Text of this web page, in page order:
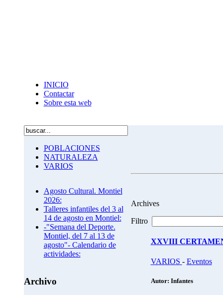
INICIO
Contactar
Sobre esta web
POBLACIONES
NATURALEZA
VARIOS
Agosto Cultural. Montiel
2026:
Talleres infantiles del 3 al
14 de agosto en Montiel:
-"Semana del Deporte.
Montiel, del 7 al 13 de
agosto"- Calendario de
actividades:
Archivo
Archives
Filtro
XXVIII
VARIOS - Eventos
Autor: Infantes